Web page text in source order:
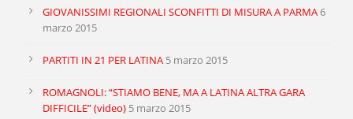
GIOVANISSIMI REGIONALI SCONFITTI DI MISURA A PARMA6
marzo 2015
PARTITI IN 21 PER LATINA 5 marzo 2015
ROMAGNOLI: “STIAMO BENE, MA A LATINA ALTRA GARA
DIFFICILE” (video) 5 marzo 2015